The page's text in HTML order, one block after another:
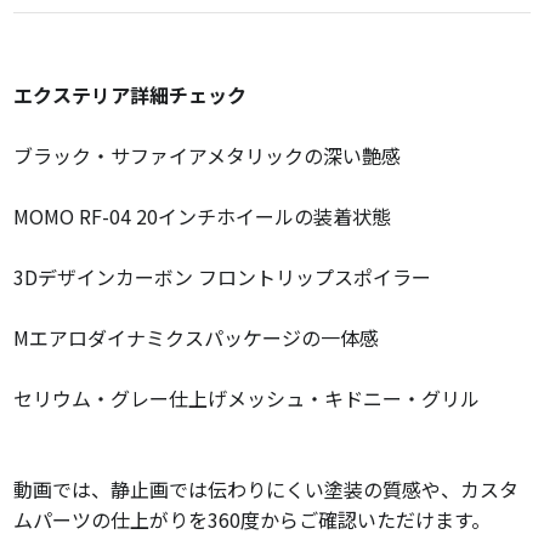
エクステリア詳細チェック
ブラック・サファイアメタリックの深い艶感
MOMO RF-04 20インチホイールの装着状態
3Dデザインカーボン フロントリップスポイラー
Mエアロダイナミクスパッケージの一体感
セリウム・グレー仕上げメッシュ・キドニー・グリル
動画では、静止画では伝わりにくい塗装の質感や、カスタ
ムパーツの仕上がりを360度からご確認いただけます。